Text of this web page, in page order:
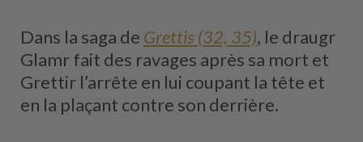
Dans la saga de Grettis (32, 35), le draugr
Glamr fait des ravages après sa mort et
Grettir l’arrête en lui coupant la tête et
en la plaçant contre son derrière.